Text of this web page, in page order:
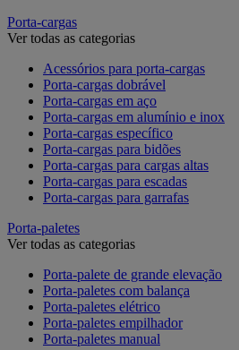
Porta-cargas
Ver todas as categorias
Acessórios para porta-cargas
Porta-cargas dobrável
Porta-cargas em aço
Porta-cargas em alumínio e inox
Porta-cargas específico
Porta-cargas para bidões
Porta-cargas para cargas altas
Porta-cargas para escadas
Porta-cargas para garrafas
Porta-paletes
Ver todas as categorias
Porta-palete de grande elevação
Porta-paletes com balança
Porta-paletes elétrico
Porta-paletes empilhador
Porta-paletes manual